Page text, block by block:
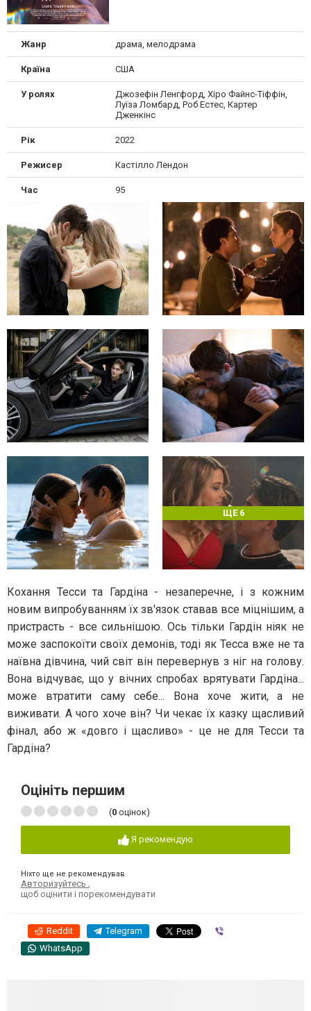
Жанр драма, мелодрама
Країна США
У ролях
Джозефін Ленгфорд, Хіро Файнс-Тіффін,
Луїза Ломбард, Роб Естес, Картер
Дженкінс
Рік 2022
Режисер Кастілло Лендон
Час 95
ЩЕ 6
Кохання Тесси та Гардіна - незаперечне, і з кожним
новим випробуванням їх зв'язок ставав все міцнішим, а
пристрасть - все сильнішою. Ось тільки Гардін ніяк не
може заспокоїти своїх демонів, тоді як Тесса вже не та
наївна дівчина, чий світ він перевернув з ніг на голову.
Вона відчуває, що у вічних спробах врятувати Гардіна...
може втратити саму себе... Вона хоче жити, а не
виживати. А чого хоче він? Чи чекає їх казку щасливий
фінал, або ж «довго і щасливо» - це не для Тесси та
Гардіна?
Оцініть першим
(0 оцінок)
Я рекомендую
Ніхто ще не рекомендував
Авторизуйтесь
щоб оцінити і порекомендувати
Reddit Telegram
WhatsApp